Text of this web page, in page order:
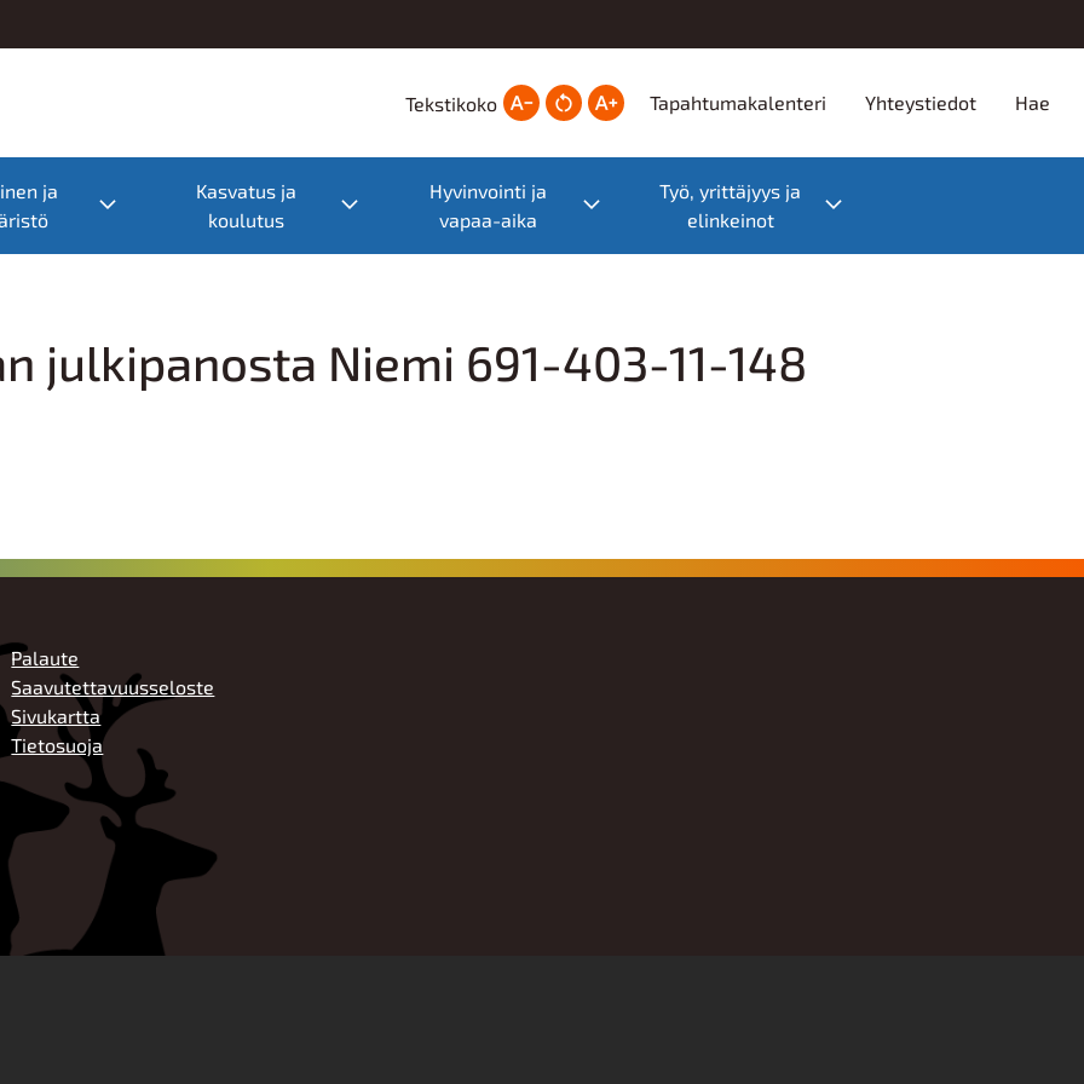
Tekstikoko Tapahtumakalenteri Yhteystiedot Hae
ja
Toggle submenu
Kasvatus ja
koulutus
Toggle submenu
Hyvinvointi ja
vapaa-aika
Toggle submenu
Työ, yrittäjyys ja
elinkeinot
Toggle submenu
julkipanosta Niemi 691-403-11-148
ALATUNNISTE
Palaute
Saavutettavuusseloste
Sivukartta
Tietosuoja